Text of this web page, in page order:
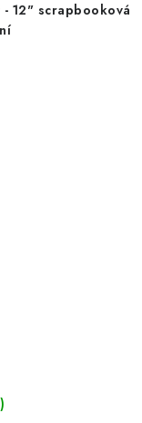
- 12" scrapbooková